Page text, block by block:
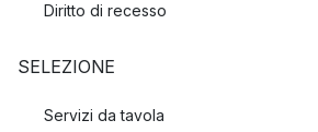
Diritto di recesso
SELEZIONE
Servizi da tavola